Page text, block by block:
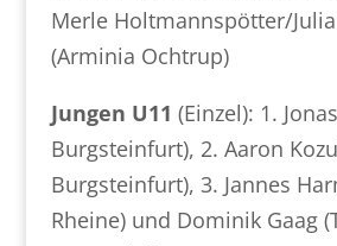
Merle Holtmannspötter/
(Arminia Ochtrup)
Jungen U11 (Einzel): 1.
Burgsteinfurt), 2. Aaron
Burgsteinfurt), 3. Jannes
Rheine) und Dominik Gaag